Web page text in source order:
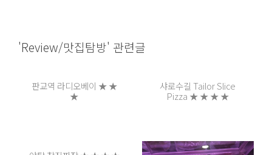
'Review/맛집탐방' 관련글
판교역 라디오베이 ★ ★
★
샤로수길 Tailor Slice
Pizza ★ ★ ★ ★